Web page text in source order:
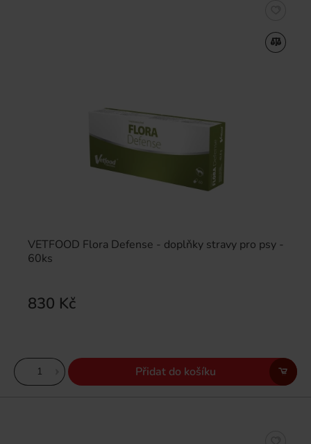
VETFOOD Flora Defense - doplňky stravy pro psy -
60ks
830 Kč
Přidat do košíku